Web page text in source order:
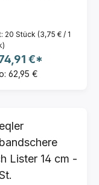
20 Stück (3,75 € / 1
€*
62,95 €